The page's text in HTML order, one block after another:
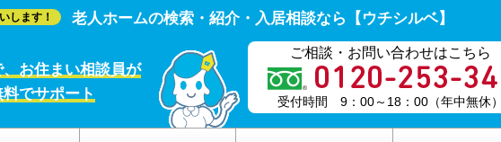
します！ 老人ホームの検索・紹介・入居相談なら【ウチシルベ】
お住まい相談員が
でサポート
ご相談・お問い合わせはこちら
受付時間 9：00～18：00（年中無休）